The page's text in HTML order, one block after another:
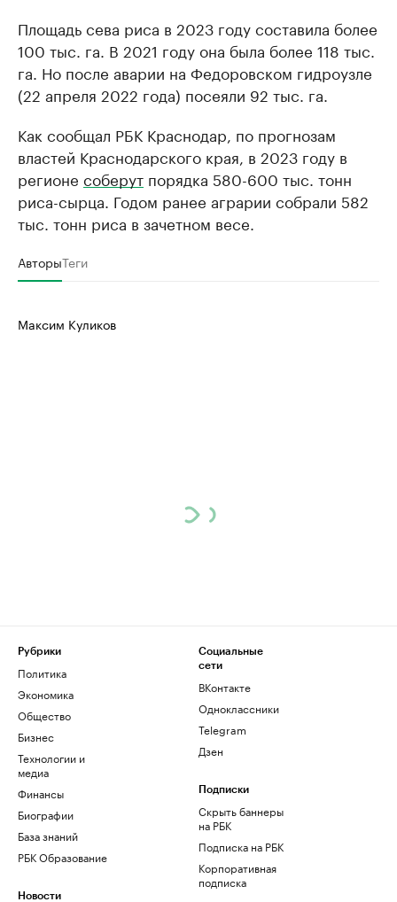
Площадь сева риса в 2023 году составила более
100 тыс. га. В 2021 году она была более 118 тыс.
га. Но после аварии на Федоровском гидроузле
(22 апреля 2022 года) посеяли 92 тыс. га.
Как сообщал РБК Краснодар, по прогнозам
властей Краснодарского края, в 2023 году в
регионе соберут порядка 580-600 тыс. тонн
риса-сырца. Годом ранее аграрии собрали 582
тыс. тонн риса в зачетном весе.
АвторыТеги
Максим Куликов
Рубрики
Политика
Экономика
Общество
Бизнес
Технологии и
медиа
Финансы
Биографии
База знаний
РБК Образование
Новости
Социальные
сети
ВКонтакте
Одноклассники
Telegram
Дзен
Подписки
Скрыть баннеры
на РБК
Подписка на РБК
Корпоративная
подписка